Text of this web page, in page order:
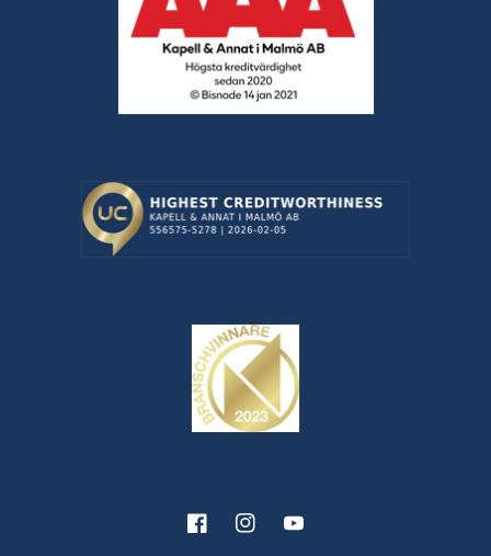
FacebookInstagramYouTube